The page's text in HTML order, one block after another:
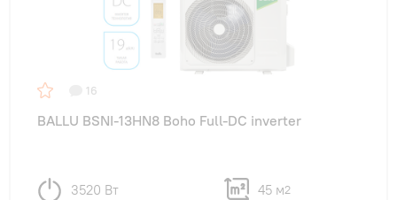
16
BALLU BSNI-13HN8 Boho Full-DC inverter
3520 Вт 45 м2